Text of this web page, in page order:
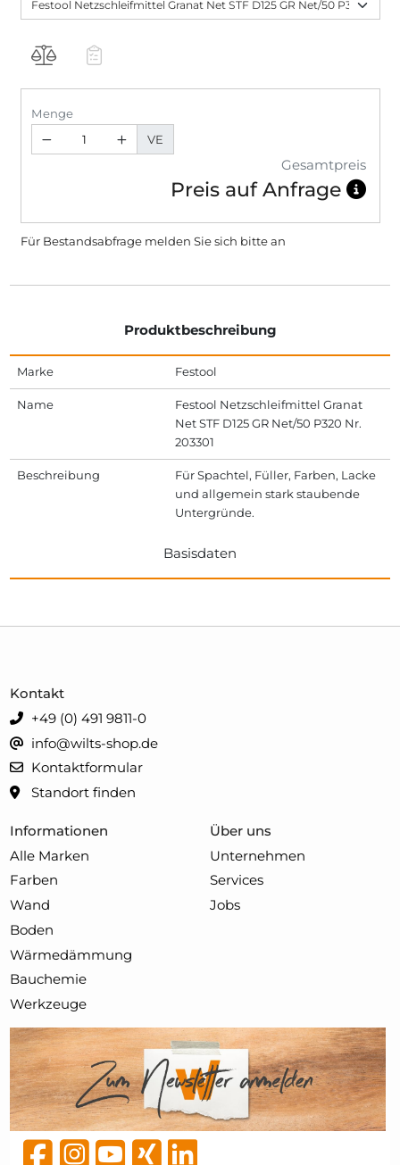
Menge
VE
Gesamtpreis
Preis auf Anfrage
Für Bestandsabfrage melden Sie sich bittean
Produktbeschreibung
Marke Festool
Name
Festool Netzschleifmittel Granat
Net STF D125 GR Net/50 P320 Nr.
203301
Beschreibung
Für Spachtel, Füller, Farben, Lacke
und allgemein stark staubende
Untergründe.
Basisdaten
Informationen
Alle Marken
Farben
Wand
Boden
Wärmedämmung
Bauchemie
Werkzeuge
Über uns
Unternehmen
Services
Jobs
Kontakt
+49 (0) 491 9811-0
info@wilts-shop.de
Kontaktformular
Standort finden